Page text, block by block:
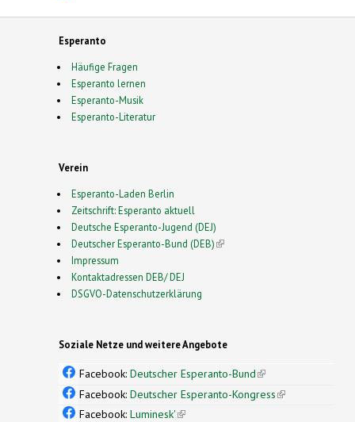
Esperanto
Häufige Fragen
Esperanto lernen
Esperanto-Musik
Esperanto-Literatur
Verein
Esperanto-Laden Berlin
Zeitschrift: Esperanto aktuell
Deutsche Esperanto-Jugend (DEJ)
Deutscher Esperanto-Bund (DEB)(link is external)
Impressum
Kontaktadressen DEB/ DEJ
DSGVO-Datenschutzerklärung
Soziale Netze und weitere Angebote
Facebook: Deutscher Esperanto-Bund(link is
external)
Facebook: Deutscher Esperanto-Kongress(link is
Facebook: Luminesk'(link is external)